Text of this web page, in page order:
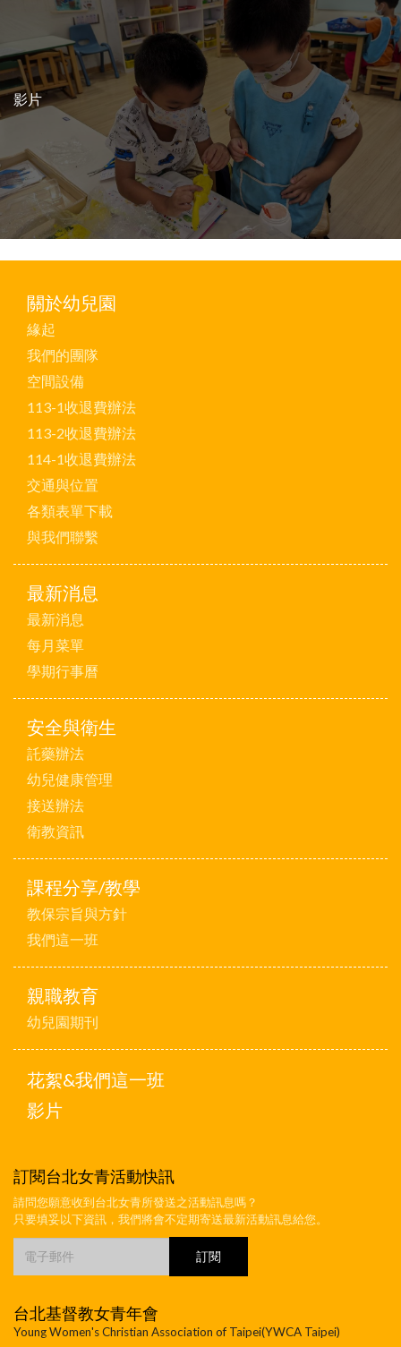
影片
關於幼兒園
緣起
我們的團隊
空間設備
113-1收退費辦法
113-2收退費辦法
114-1收退費辦法
交通與位置
各類表單下載
與我們聯繫
最新消息
最新消息
每月菜單
學期行事曆
安全與衛生
託藥辦法
幼兒健康管理
接送辦法
衛教資訊
課程分享/教學
教保宗旨與方針
我們這一班
親職教育
幼兒園期刊
花絮&我們這一班
影片
訂閱台北女青活動快訊
請問您願意收到台北女青所發送之活動訊息嗎？
只要填妥以下資訊，我們將會不定期寄送最新活動訊息給您。
台北基督教女青年會
Young Women's Christian Association of Taipei(YWCA Taipei)